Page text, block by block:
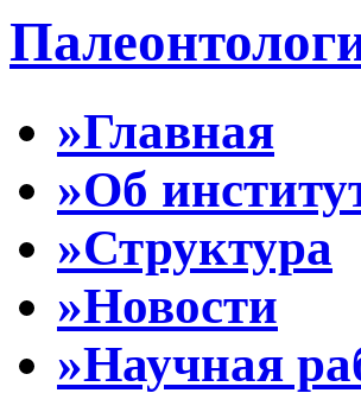
»Главная
»Об
»Структура
»Новости
»Научная